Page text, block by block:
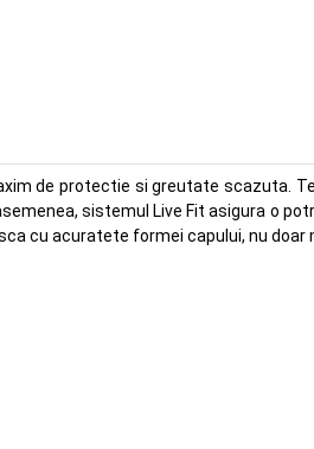
de protectie si greutate scazuta.
sistemul Live Fit asigura o
cu acuratete formei capului, nu doar